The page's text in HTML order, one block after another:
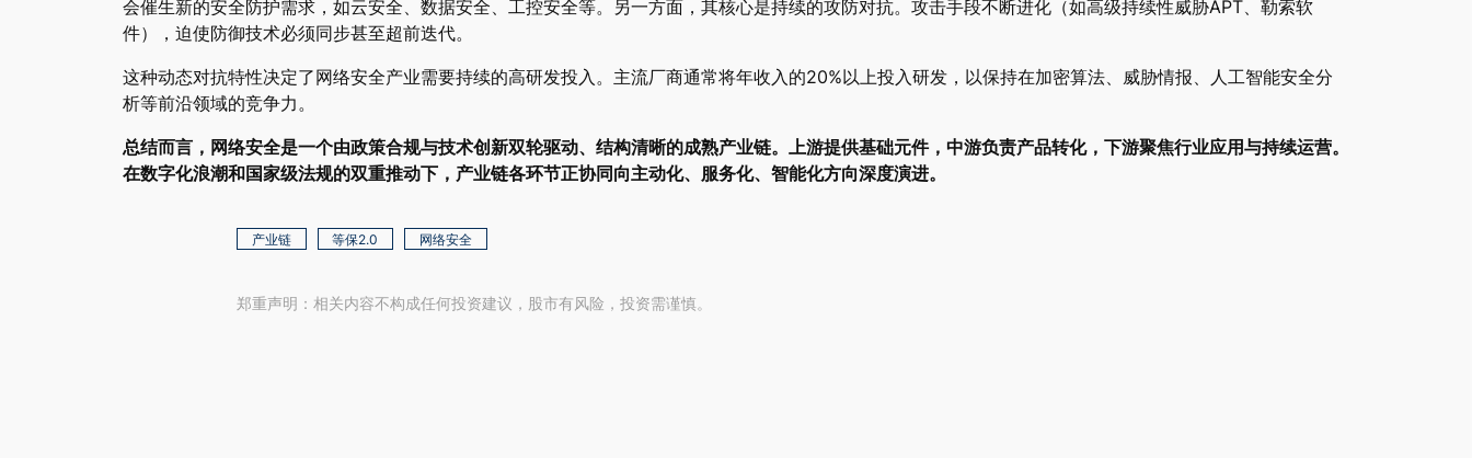
会催生新的安全防护需求，如云安全、数据安全、工控安全等。另一方面，其核心是持续的攻防对抗。攻击手段不断进化（如高级持续性威胁APT、勒索软
件），迫使防御技术必须同步甚至超前迭代。
这种动态对抗特性决定了网络安全产业需要持续的高研发投入。主流厂商通常将年收入的20%以上投入研发，以保持在加密算法、威胁情报、人工智能安全分
析等前沿领域的竞争力。
总结而言，网络安全是一个由政策合规与技术创新双轮驱动、结构清晰的成熟产业链。上游提供基础元件，中游负责产品转化，下游聚焦行业应用与持续运营。
在数字化浪潮和国家级法规的双重推动下，产业链各环节正协同向主动化、服务化、智能化方向深度演进。
产业链 等保2.0 网络安全
郑重声明：相关内容不构成任何投资建议，股市有风险，投资需谨慎。